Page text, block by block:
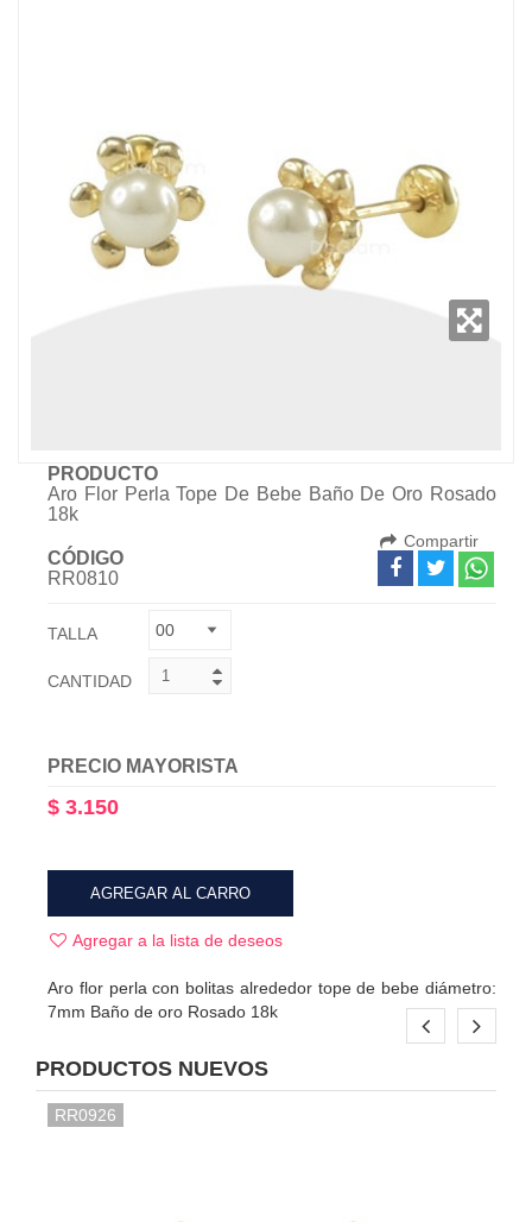
PRODUCTO
Aro Flor Perla Tope De Bebe Baño De Oro Rosado
18k
CÓDIGO
RR0810
Compartir
TALLA
CANTIDAD
PRECIO MAYORISTA
$ 3.150
AGREGAR AL CARRO
Agregar a la lista de deseos
Aro flor perla con bolitas alrededor tope de bebe diámetro:
7mm Baño de oro Rosado 18k
PRODUCTOS NUEVOS
RR0926